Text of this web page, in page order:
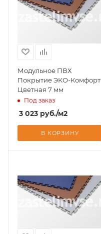
Модульное ПВХ
Покрытие ЭКО-Комфорт
Цветная 7 мм
Под заказ
3 023 руб./м2
В КОРЗИНУ